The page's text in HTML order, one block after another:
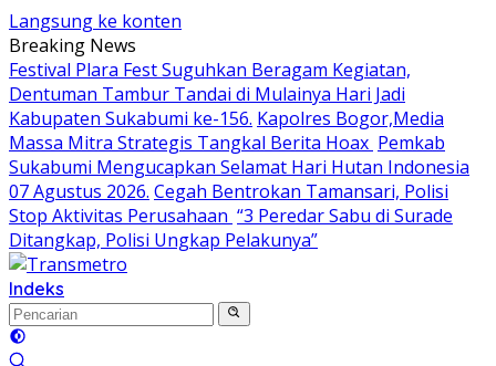
Langsung ke konten
Breaking News
Festival Plara Fest Suguhkan Beragam Kegiatan,
Dentuman Tambur Tandai di Mulainya Hari Jadi
Kabupaten Sukabumi ke-156. Kapolres Bogor,Media
Massa Mitra Strategis Tangkal Berita Hoax Pemkab
Sukabumi Mengucapkan Selamat Hari Hutan Indonesia
07 Agustus 2026. Cegah Bentrokan Tamansari, Polisi
Stop Aktivitas Perusahaan “3 Peredar Sabu di Surade
Ditangkap, Polisi Ungkap Pelakunya”
Indeks